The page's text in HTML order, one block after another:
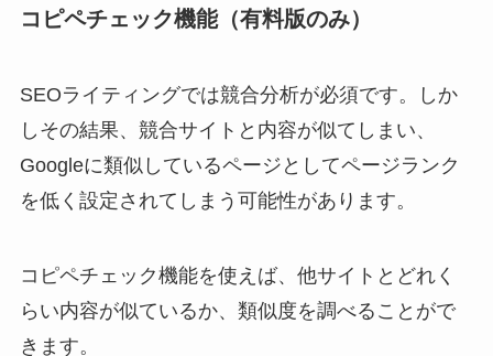
コピペチェック機能（有料版のみ）
SEOライティングでは競合分析が必須です。しか
しその結果、競合サイトと内容が似てしまい、
Googleに類似しているページとしてページランク
を低く設定されてしまう可能性があります。
コピペチェック機能を使えば、他サイトとどれく
らい内容が似ているか、類似度を調べることがで
きます。